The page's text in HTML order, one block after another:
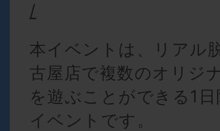
/
本イベントは、リアル
古屋店で複数のオリジ
を遊ぶことができる1
イベントです。